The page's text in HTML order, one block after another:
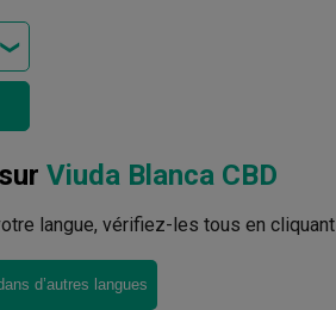
Viuda Blanca CBD
langue, vérifiez-les tous en
d’autres langues